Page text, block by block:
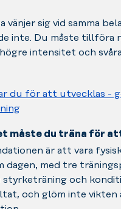
vänjer sig vid samma
inte. Du måste tillföra
intensitet och
du för att utvecklas -
måste du träna för
är att vara
dagen, med tre
styrketräning och
och glöm inte vikten